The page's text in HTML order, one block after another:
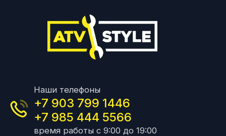
Наши телефоны
+7 903 799 1446
+7 985 444 5566
время работы с 9:00 до 19:00